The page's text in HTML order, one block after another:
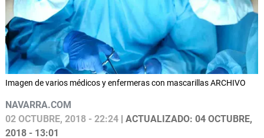
Imagen de varios médicos y enfermeras con mascarillas ARCHIVO
NAVARRA.COM
02 OCTUBRE, 2018 - 22:24 | ACTUALIZADO: 04 OCTUBRE,
2018 - 13:01